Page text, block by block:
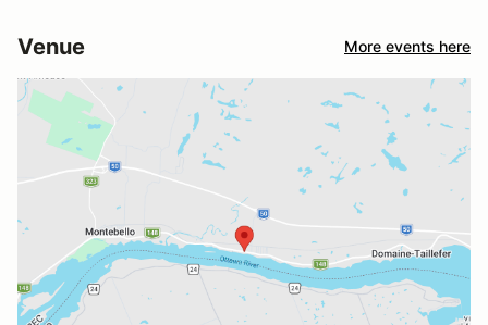
Venue More events here